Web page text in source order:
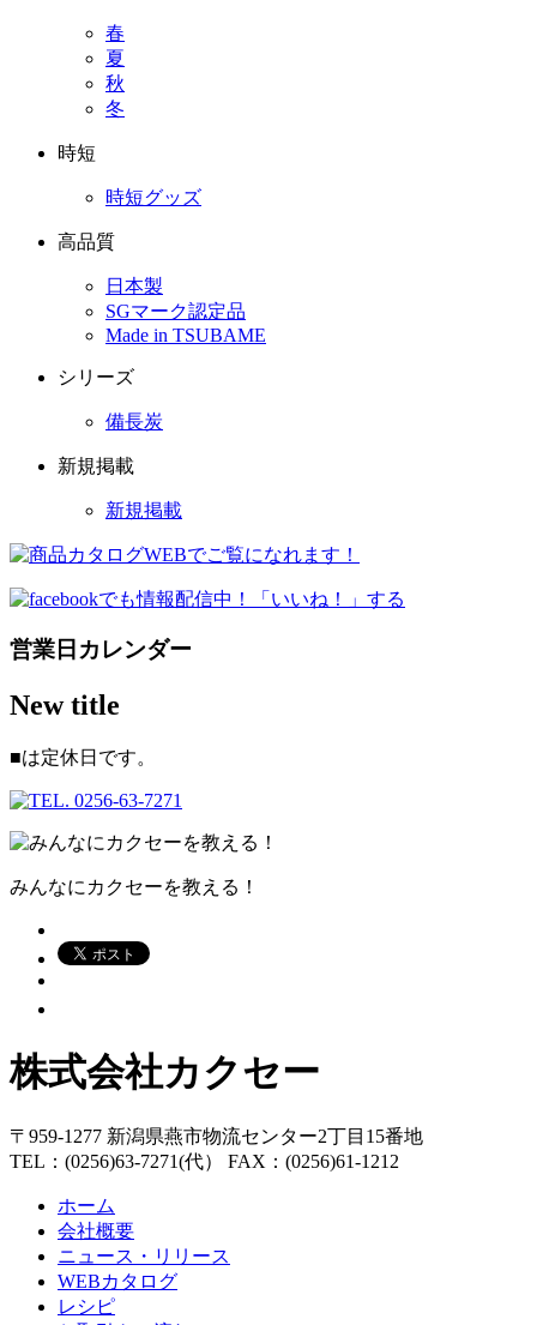
春
夏
秋
冬
時短
時短グッズ
高品質
日本製
SGマーク認定品
Made in TSUBAME
シリーズ
備長炭
新規掲載
新規掲載
営業日カレンダー
New title
■は定休日です。
みんなにカクセーを教える！
株式会社カクセー
〒959-1277 新潟県燕市物流センター2丁目15番地
TEL：(0256)63-7271(代） FAX：(0256)61-1212
ホーム
会社概要
ニュース・リリース
WEBカタログ
レシピ